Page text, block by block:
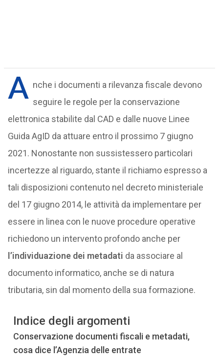
A nche i documenti a rilevanza fiscale devono
seguire le regole per la conservazione
elettronica stabilite dal CAD e dalle nuove Linee
Guida AgID da attuare entro il prossimo 7 giugno
2021. Nonostante non sussistessero particolari
incertezze al riguardo, stante il richiamo espresso a
tali disposizioni contenuto nel decreto ministeriale
del 17 giugno 2014, le attività da implementare per
essere in linea con le nuove procedure operative
richiedono un intervento profondo anche per
l’individuazione dei metadati da associare al
documento informatico, anche se di natura
tributaria, sin dal momento della sua formazione.
Indice degli argomenti
Conservazione documenti fiscali e metadati,
cosa dice l’Agenzia delle entrate